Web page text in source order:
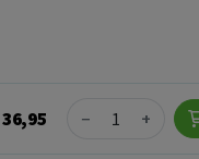
36,95 Quantity
− +